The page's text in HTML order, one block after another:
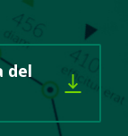
del
un PDF en